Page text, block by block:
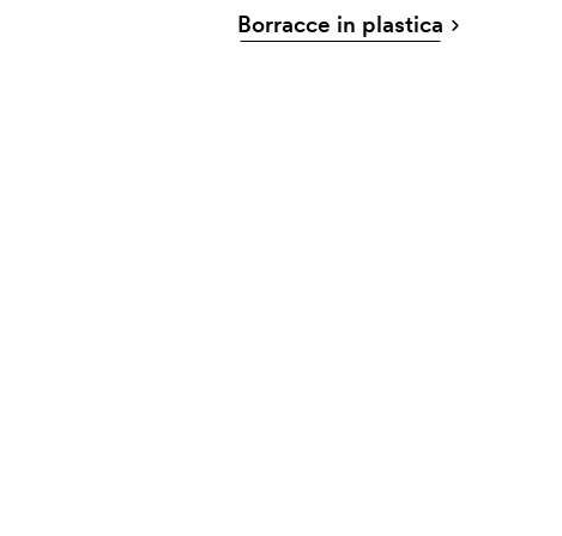
Borracce in plastica